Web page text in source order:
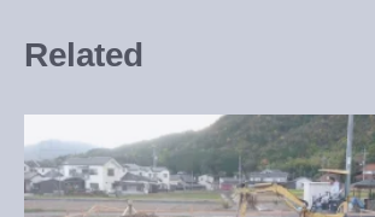
Related